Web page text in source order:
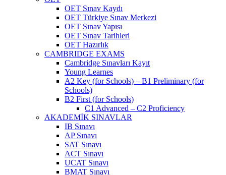
OET Sınav Kaydı
OET Türkiye Sınav Merkezi
OET Sınav Yapısı
OET Sınav Tarihleri
OET Hazırlık
CAMBRIDGE EXAMS
Cambridge Sınavları Kayıt
Young Learnes
A2 Key (for Schools) – B1 Preliminary (for
Schools)
B2 First (for Schools)
C1 Advanced – C2 Proficiency
AKADEMİK SINAVLAR
IB Sınavı
AP Sınavı
SAT Sınavı
ACT Sınavı
UCAT Sınavı
BMAT Sınavı